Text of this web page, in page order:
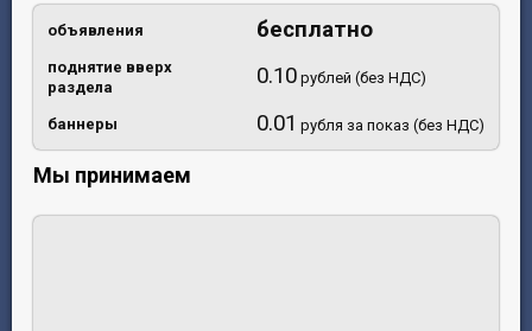
объявления бесплатно
поднятие вверх
раздела
0.10 рублей (без НДС)
баннеры 0.01 рубля за показ (без НДС)
Мы принимаем